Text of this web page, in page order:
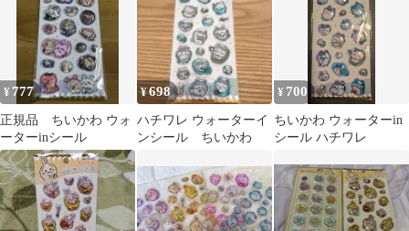
¥ 777
正規品 ちいかわ ウォ
ーターinシール
¥698
ハチワレ ウォーターイ
ンシール ちいかわ
¥ 700
ちいかわ ウォーターin
シール ハチワレ